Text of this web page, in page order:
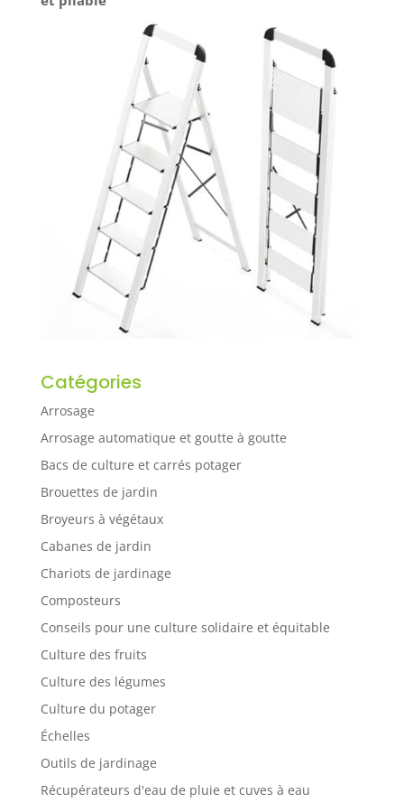
Catégories
Arrosage
Arrosage automatique et goutte à goutte
Bacs de culture et carrés potager
Brouettes de jardin
Broyeurs à végétaux
Cabanes de jardin
Chariots de jardinage
Composteurs
Conseils pour une culture solidaire et équitable
Culture des fruits
Culture des légumes
Culture du potager
Échelles
Outils de jardinage
Récupérateurs d'eau de pluie et cuves à eau